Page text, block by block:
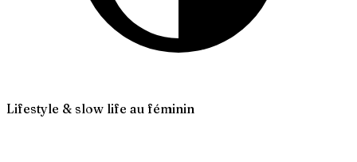
Lifestyle & slow life au féminin